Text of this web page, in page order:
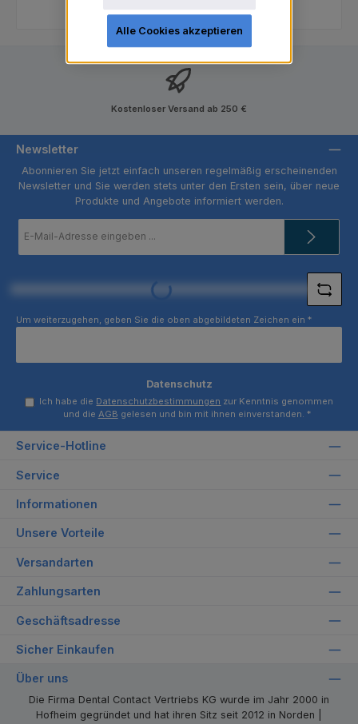
Kostenloser Versand ab 250 €
Newsletter
Abonnieren Sie jetzt einfach unseren regelmäßig erscheinenden
Newsletter und Sie werden stets unter den Ersten sein, über neue
Produkte und Angebote informiert werden.
Mail-
Loading...
Um weiterzugehen, geben Sie die oben abgebildeten Zeichen ein *
Datenschutz
Ich habe die Datenschutzbestimmungen zur Kenntnis genommen
und die AGB gelesen und bin mit ihnen einverstanden. *
Service-Hotline
Service
Informationen
Unsere Vorteile
Versandarten
Zahlungsarten
Geschäftsadresse
Sicher Einkaufen
Über uns
Die Firma Dental Contact Vertriebs KG wurde im Jahr 2000 in
Hofheim gegründet und hat ihren Sitz seit 2012 in Norden |
Alle Cookies akzeptieren